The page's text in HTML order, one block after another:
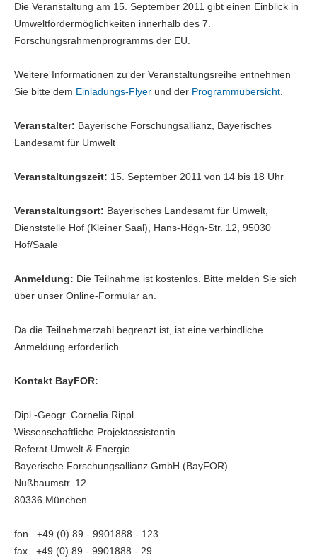
Die Veranstaltung am 15. September 2011 gibt einen Einblick in
Umweltfördermöglichkeiten innerhalb des 7.
Forschungsrahmenprogramms der EU.
Weitere Informationen zu der Veranstaltungsreihe entnehmen
Sie bitte dem Einladungs-Flyer und der Programmübersicht
Veranstalter: Bayerische Forschungsallianz, Bayerisches
Landesamt für Umwelt
Veranstaltungszeit: 15. September 2011 von 14 bis 18 Uhr
Veranstaltungsort: Bayerisches Landesamt für Umwelt,
Dienststelle Hof (Kleiner Saal), Hans-Högn-Str. 12, 95030
Hof/Saale
Anmeldung: Die Teilnahme ist kostenlos. Bitte melden Sie sich
über unser Online-Formular an.
Da die Teilnehmerzahl begrenzt ist, ist eine verbindliche
Anmeldung erforderlich.
Kontakt BayFOR:
Dipl.-Geogr. Cornelia Rippl
Wissenschaftliche Projektassistentin
Referat Umwelt & Energie
Bayerische Forschungsallianz GmbH (BayFOR)
Nußbaumstr. 12
80336 München
fon +49 (0) 89 - 9901888 - 123
fax +49 (0) 89 - 9901888 - 29